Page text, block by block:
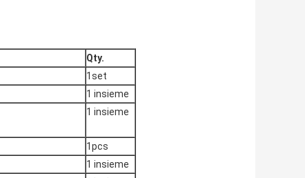
Qty.
1set
1 insieme
1 insieme
1pcs
1 insieme